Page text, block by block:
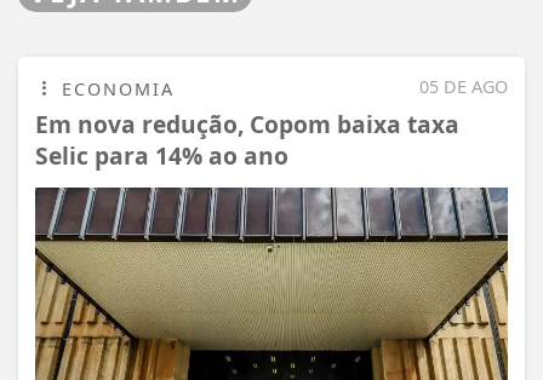
05 DE AGO
ECONOMIA
Em nova redução, Copom baixa taxa
Selic para 14% ao ano